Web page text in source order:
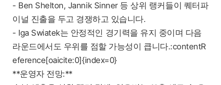
- Ben Shelton, Jannik Sinner 등 상위 랭커들이 퀘터파
이널 진출을 두고 경쟁하고 있습니다.
- Iga Swiatek는 안정적인 경기력을 유지 중이며 다음
라운드에서도 우위를 점할 가능성이 큽니다.:contentR
eference[oaicite:0]{index=0}
**운영자 전망:**